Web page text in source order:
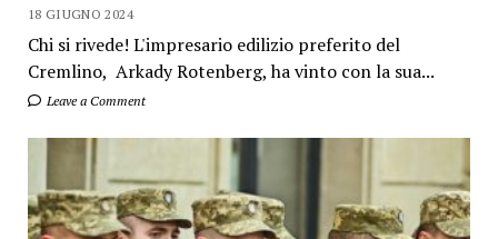
18 GIUGNO 2024
Chi si rivede! L'impresario edilizio preferito del
Cremlino, Arkady Rotenberg, ha vinto con la sua...
Leave a Comment